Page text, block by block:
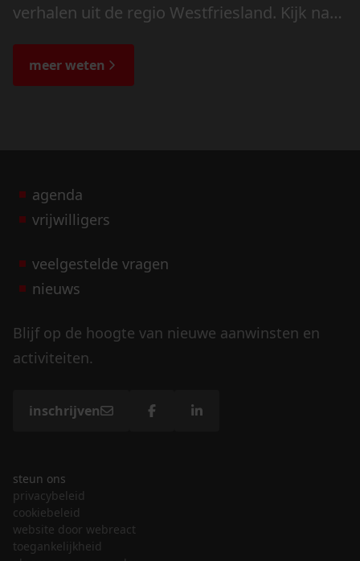
verhalen uit de regio Westfriesland. Kijk naar
de bijzondere verhalen.
meer weten
agenda
vrijwilligers
veelgestelde vragen
nieuws
Blijf op de hoogte van nieuwe aanwinsten en
activiteiten.
inschrijven
steun ons
privacybeleid
cookiebeleid
website door webreact
toegankelijkheid